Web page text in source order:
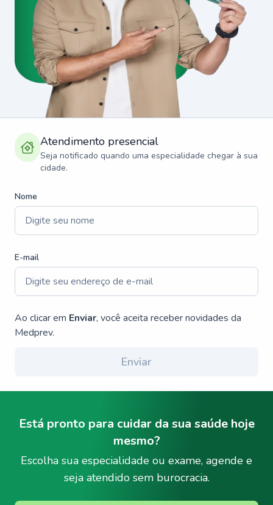
Atendimento presencial
Seja notificado quando uma especialidade chegar à sua
cidade.
Nome
E-mail
Ao clicar em Enviar, você aceita receber novidades da
Medprev.
Enviar
Está pronto para cuidar da sua saúde hoje
mesmo?
Escolha sua especialidade ou exame, agende e
seja atendido sem burocracia.